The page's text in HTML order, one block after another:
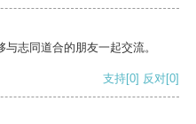
志同道合的朋友一起交流。
支持[0] 反对[0]